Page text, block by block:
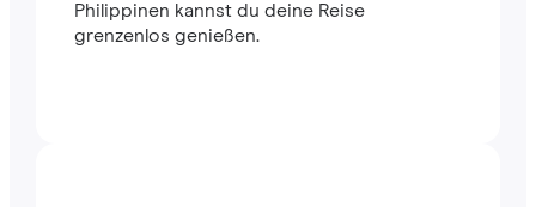
Philippinen kannst du deine Reise
grenzenlos genießen.